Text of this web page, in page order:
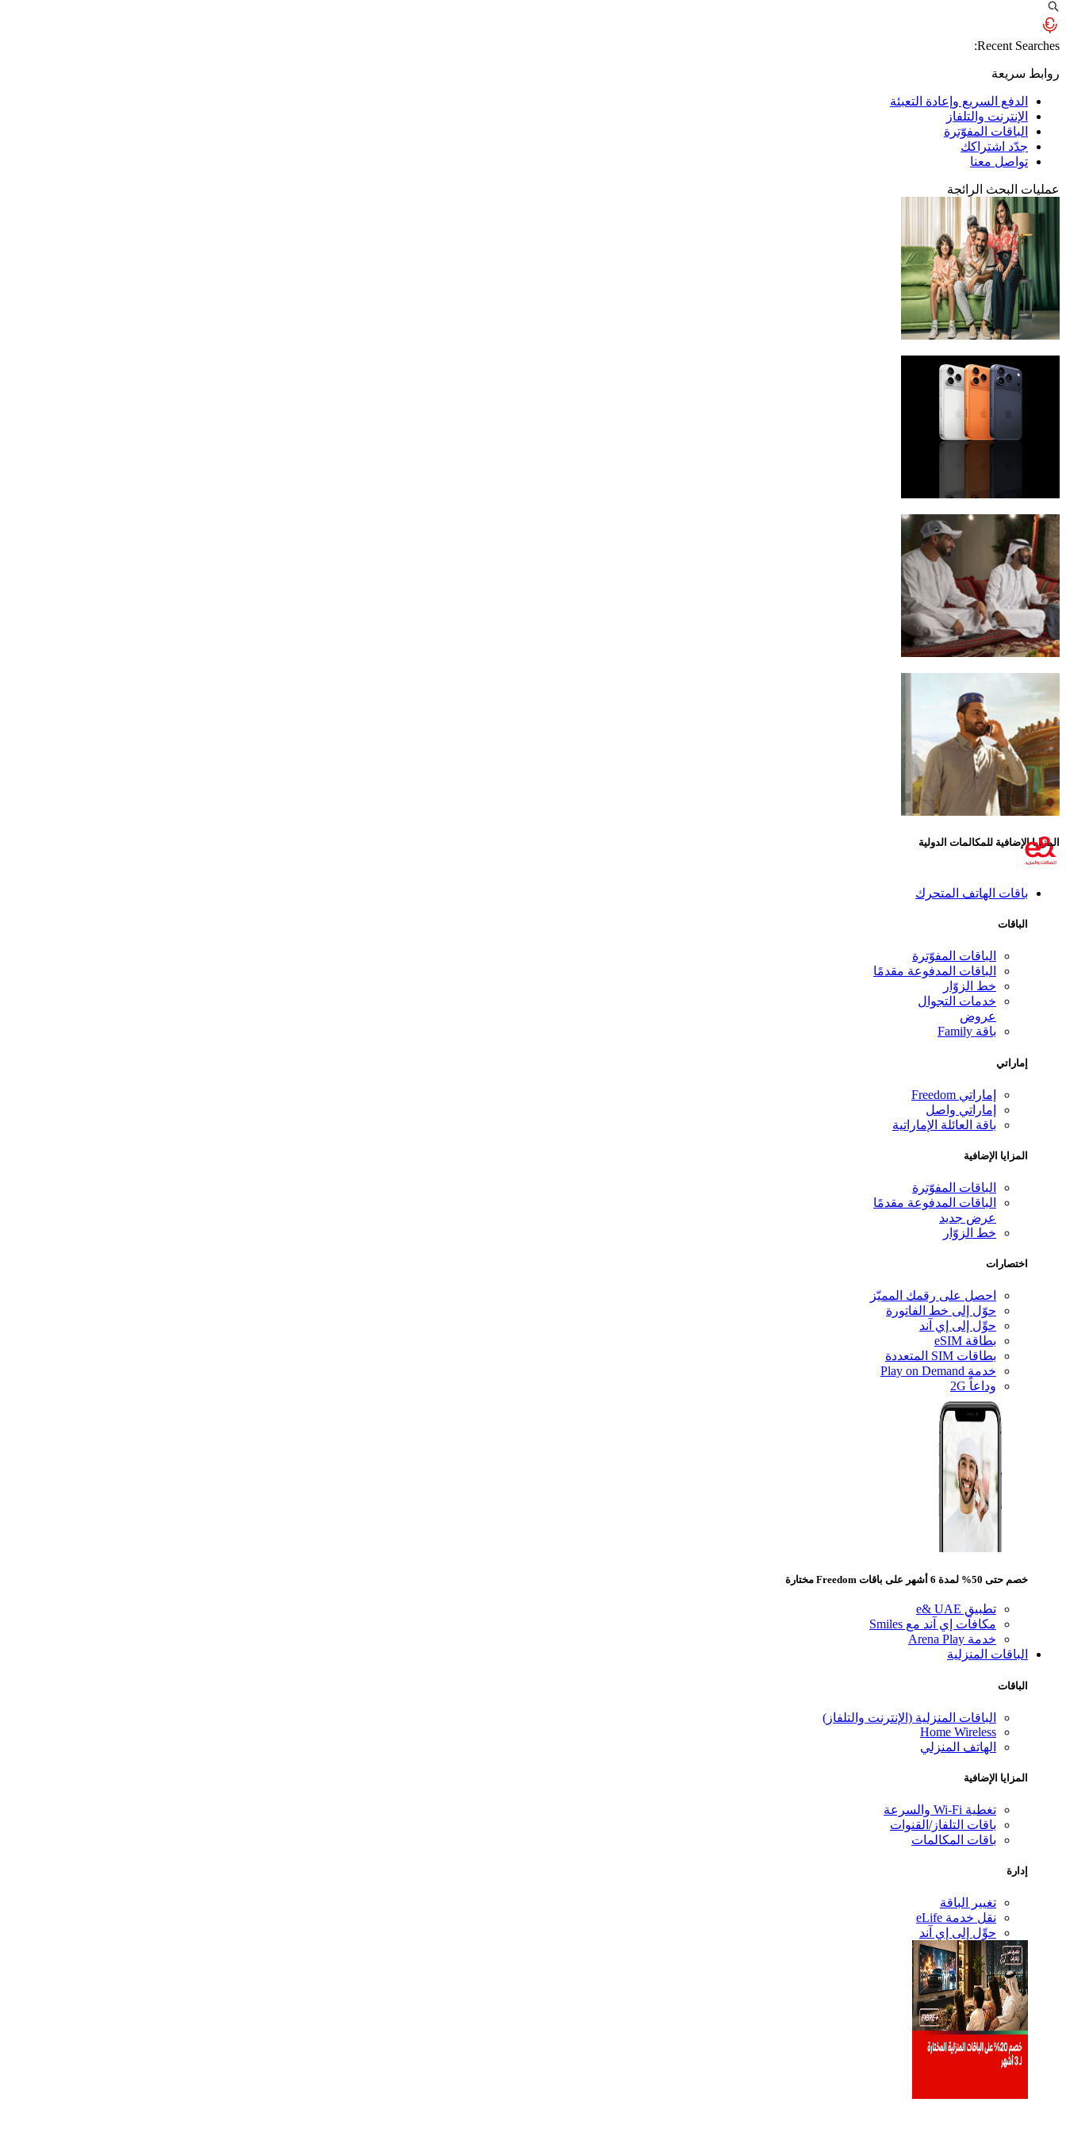
Recent Searches:
روابط سريعة
الدفع السريع وإعادة التعبئة
الإنترنت والتلفاز
الباقات المفوّترة
جدّد اشتراكك
تواصل معنا
عمليات البحث الرائجة
iPhone 17 Pro Max
المزايا الإضافية للمكالمات الدولية
باقات الهاتف المتحرك
الباقات
الباقات المفوّترة
الباقات المدفوعة مقدمًا
خط الزوّار
خدمات التجوال
عروض
باقة Family
إماراتي
إماراتي Freedom
إماراتي واصل
باقة العائلة الإماراتية
المزايا الإضافية
الباقات المفوّترة
الباقات المدفوعة مقدمًا
عرض جديد
خط الزوّار
اختصارات
احصل على رقمك المميّز
حوّل إلى خط الفاتورة
حوِّل إلى إي آند
بطاقة eSIM
بطاقات SIM المتعددة
خدمة Play on Demand
وداعاً 2G
خصم حتى 50% لمدة 6 أشهر على باقات Freedom مختارة
تطبيق e& UAE
مكافآت إي آند مع Smiles
خدمة Arena Play
الباقات المنزلية
الباقات
الباقات المنزلية (الإنترنت والتلفاز)
Home Wireless
الهاتف المنزلي
المزايا الإضافية
تغطية Wi-Fi والسرعة
باقات التلفاز/القنوات
باقات المكالمات
إدارة
تغيير الباقة
نقل خدمة eLife
حوِّل إلى إي آند